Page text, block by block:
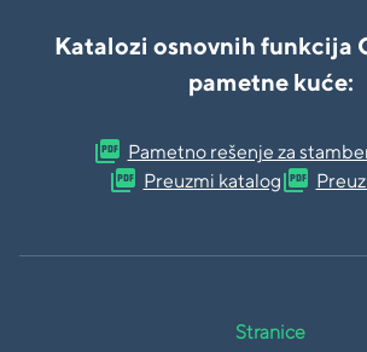
Katalozi osnovnih funkcija
pametne kuće:
picture_as_pdf Pametno rešenje za
picture_as_pdf Preuzmi katalogpicture_as_pdf
Stranice